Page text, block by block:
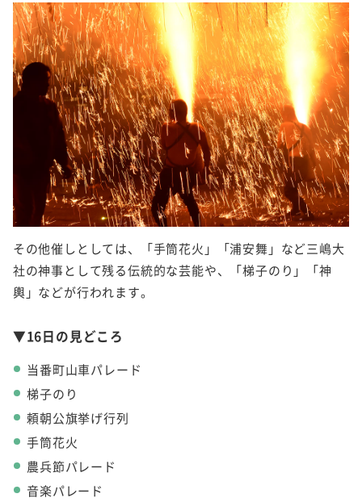
その他催しとしては、「手筒花火」「浦安舞」など三嶋大
社の神事として残る伝統的な芸能や、「梯子のり」「神
輿」などが行われます。
▼16日の見どころ
当番町山車パレード
梯子のり
頼朝公旗挙げ行列
手筒花火
農兵節パレード
音楽パレード